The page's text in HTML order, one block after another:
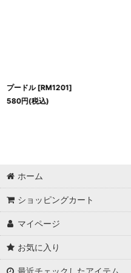
プードル [RM1201]
580円(税込)
ホーム
ショッピングカート
マイページ
お気に入り
最近チェックしたアイテム